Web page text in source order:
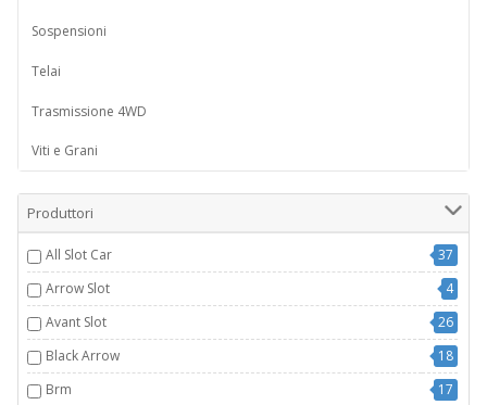
Sospensioni
Telai
Trasmissione 4WD
Viti e Grani
Produttori
All Slot Car
37
Arrow Slot
4
Avant Slot
26
Black Arrow
18
Brm
17